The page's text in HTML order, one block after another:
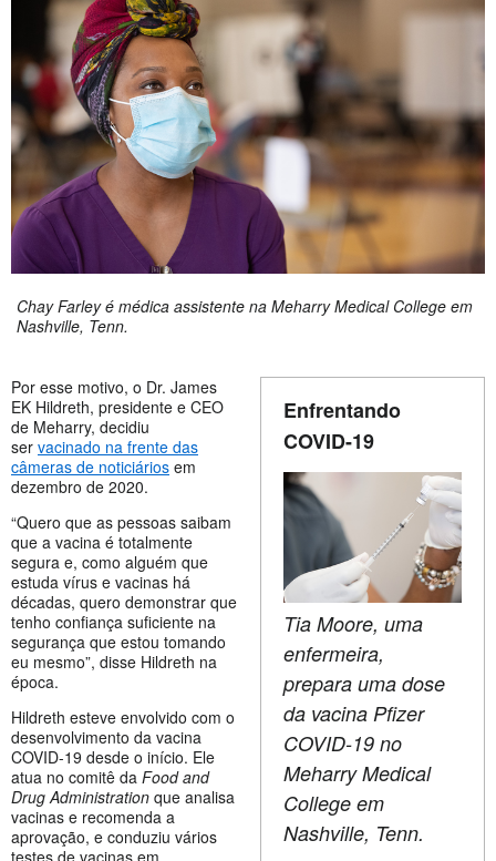
Chay Farley é médica assistente na Meharry Medical College em
Nashville, Tenn.
Enfrentando
COVID-19
Tia Moore, uma
enfermeira,
prepara uma dose
da vacina Pfizer
COVID-19 no
Meharry Medical
College em
Nashville, Tenn.
Por esse motivo, o Dr. James
EK Hildreth, presidente e CEO
de Meharry, decidiu
ser vacinado na frente das
câmeras de noticiários em
dezembro de 2020.
“Quero que as pessoas saibam
que a vacina é totalmente
segura e, como alguém que
estuda vírus e vacinas há
décadas, quero demonstrar que
tenho confiança suficiente na
segurança que estou tomando
eu mesmo”, disse Hildreth na
época.
Hildreth esteve envolvido com o
desenvolvimento da vacina
COVID-19 desde o início. Ele
atua no comitê da Food and
Drug Administration que analisa
vacinas e recomenda a
aprovação, e conduziu vários